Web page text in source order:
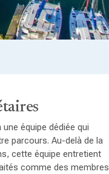
équipe dédiée qui
parcours. Au-delà de la
cette équipe entretient
comme des membres